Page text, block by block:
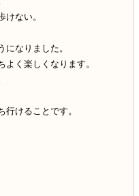
ない。
なりました。
く楽しくなります。
けることです。